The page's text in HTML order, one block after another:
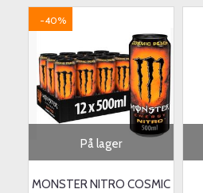
På lager
-40%
MONSTER NITRO COSMIC